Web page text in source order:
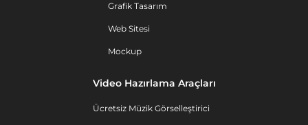
Grafik Tasarım
Web Sitesi
Mockup
Video Hazırlama Araçları
Ücretsiz Müzik Görselleştirici